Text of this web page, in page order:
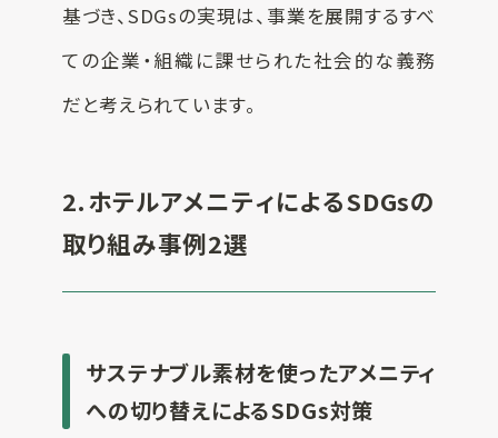
基づき、SDGsの実現は、事業を展開するすべ
ての企業・組織に課せられた社会的な義務
だと考えられています。
2.ホテルアメニティによるSDGsの
取り組み事例2選
サステナブル素材を使ったアメニティ
への切り替えによるSDGs対策